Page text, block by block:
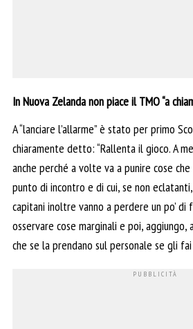
In Nuova Zelanda non piace il TMO “a
A “lanciare l’allarme” è stato per primo
chiaramente detto: “Rallenta il gioco. A
anche perché a volte va a punire cose
punto di incontro e di cui, se non eclatanti,
capitani inoltre vanno a perdere un po’
osservare cose marginali e poi, aggiungo,
che se la prendano sul personale se gli fai